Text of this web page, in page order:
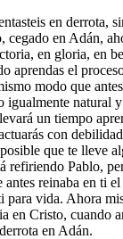
en derrota,
cegado en Adán,
en gloria, en
aprendas el
modo que
igualmente natural
un tiempo
con
que te lleve
refiriendo Pablo,
antes reinaba en ti
para vida. Ahora
en Cristo, cuando
en Adán.